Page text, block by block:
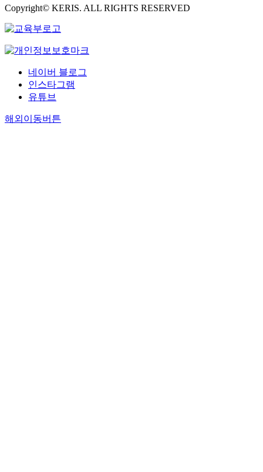
Copyright© KERIS. ALL RIGHTS RESERVED
네이버 블로그
인스타그램
유튜브
해외이동버튼